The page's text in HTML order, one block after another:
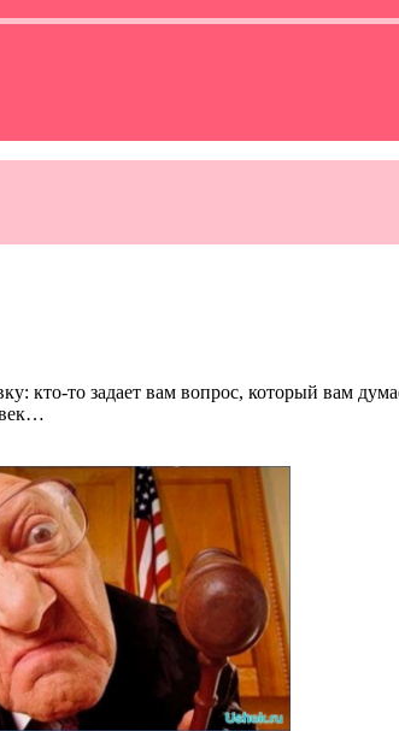
кто-то задает вам вопрос, который вам